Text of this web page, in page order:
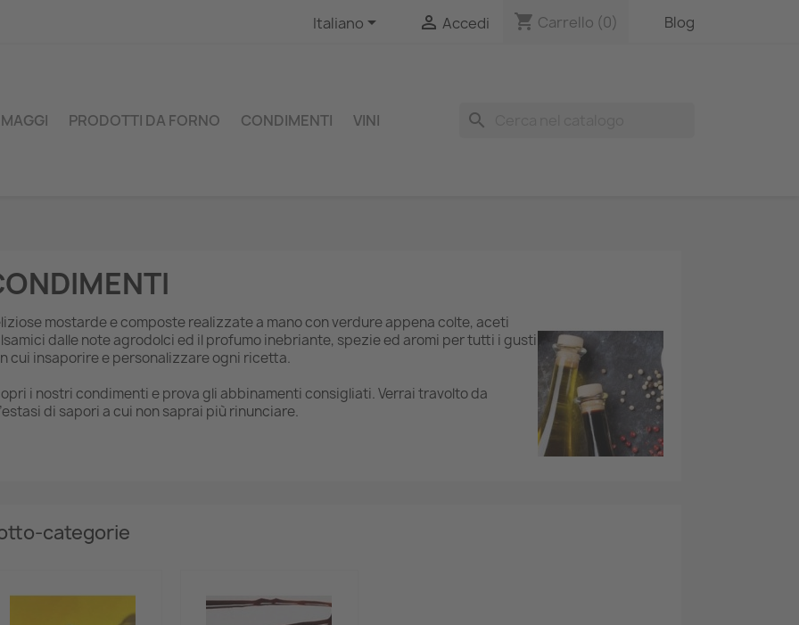
Italiano  Accedi shopping_cart Carrello (0) Blog
PRODOTTI DA FORNO CONDIMENTI VINI search
mostarde e composte realizzate a mano con verdure appena colte, aceti
dalle note agrodolci ed il profumo inebriante, spezie ed aromi per tutti i gusti
cui insaporire e personalizzare ogni ricetta.
i nostri condimenti e prova gli abbinamenti consigliati. Verrai travolto da
di sapori a cui non saprai più rinunciare.
categorie